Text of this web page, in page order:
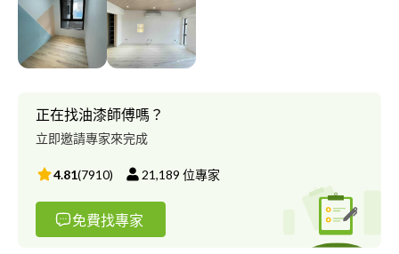
修。特殊塗料研究 都可以討論
正在找油漆師傅嗎？
立即邀請專家來完成
4.81(7910) 21,189 位專家
免費找專家